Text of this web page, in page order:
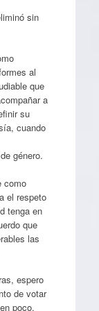
sin
al
que
a
su
cuando
género.
como
el respeto
tenga en
que
las
espero
de votar
poco.